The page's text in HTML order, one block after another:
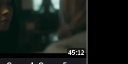
45:12